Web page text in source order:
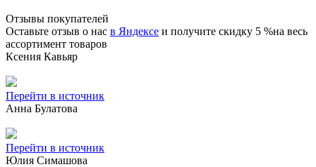
Отзывы покупателей
Оставьте отзыв о нас в Яндексе и получите скидку 5 %на весь
ассортимент товаров
Ксения Кавьяр
Перейти в источник
Анна Булатова
Перейти в источник
Юлия Симашова